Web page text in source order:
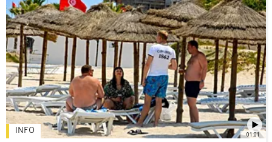
01:01
INFO